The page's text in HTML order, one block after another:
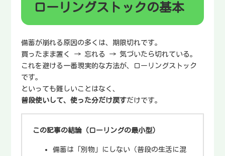
ローリングストックの基本
備蓄が崩れる原因の多くは、期限切れです。
買ったまま置く → 忘れる → 気づいたら切れている。
これを避ける一番現実的な方法が、ローリングストック
です。
といっても難しいことはなく、
普段使いして、使った分だけ戻すだけです。
この記事の結論（ローリングの最小型）
備蓄は「別物」にしない（普段の生活に混